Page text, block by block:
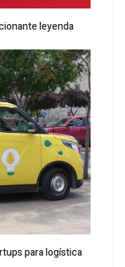
leyenda
para logística